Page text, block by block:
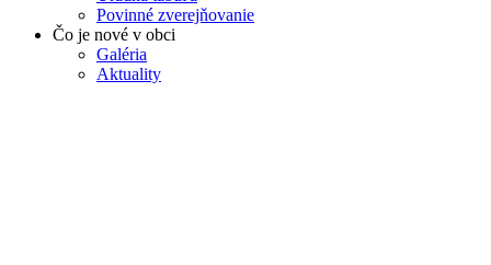
Povinné zverejňovanie
Čo je nové v obci
Galéria
Aktuality